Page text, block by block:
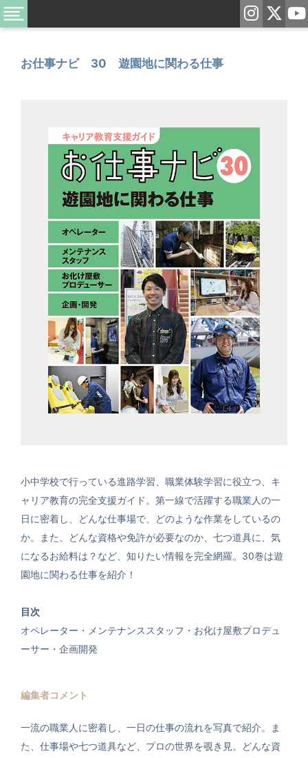
お仕事ナビ 30 遊園地に関わる仕事
小中学校で行っている進路学習、職業体験学習に役立つ、キ
ャリア教育の完全支援ガイド。第一線で活躍する職業人の一
日に密着し、どんな仕事場で、どのような作業をしているの
か。また、どんな資格や免許が必要なのか、七つ道具に、気
になるお給料は？など、知りたい情報を完全網羅。30巻は遊
園地に関わる仕事を紹介！
目次
オペレーター・メンテナンススタッフ・お化け屋敷プロデュ
ーサー・企画開発
編集者コメント
一流の職業人に密着し、一日の仕事の流れを写真で紹介。ま
た、仕事場や七つ道具など、プロの世界を覗き見。どんな資